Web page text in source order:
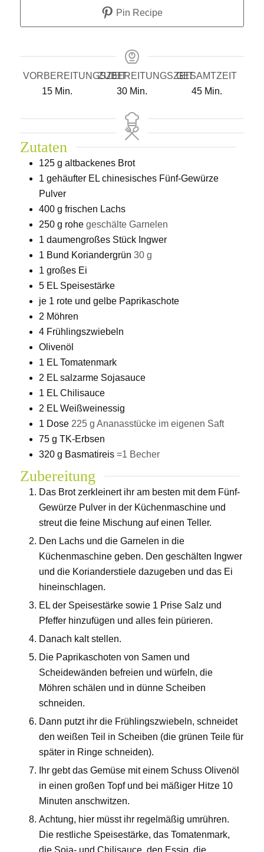
Pin Recipe
VORBEREITUNGSZEIT
15Minuten
Min.
ZUBEREITUNGSZEIT
30Minuten
Min.
GESAMTZEIT
45Minuten
Min.
Zutaten
125 g altbackenes Brot
1 gehäufter EL chinesisches Fünf-Gewürze
Pulver
400 g frischen Lachs
250 g rohe geschälte Garnelen
1 daumengroßes Stück Ingwer
1 Bund Koriandergrün 30 g
1 großes Ei
5 EL Speisestärke
je 1 rote und gelbe Paprikaschote
2 Möhren
4 Frühlingszwiebeln
Olivenöl
1 EL Tomatenmark
2 EL salzarme Sojasauce
1 EL Chilisauce
2 EL Weißweinessig
1 Dose 225 g Ananasstücke im eigenen Saft
75 g TK-Erbsen
320 g Basmatireis =1 Becher
Zubereitung
Das Brot zerkleinert ihr am besten mit dem Fünf-
Gewürze Pulver in der Küchenmaschine und
streut die feine Mischung auf einen Teller.
Den Lachs und die Garnelen in die
Küchenmaschine geben. Den geschälten Ingwer
und die Korianderstiele dazugeben und das Ei
hineinschlagen.
EL der Speisestärke sowie 1 Prise Salz und
Pfeffer hinzufügen und alles fein pürieren.
Danach kalt stellen.
Die Paprikaschoten von Samen und
Scheidewänden befreien und würfeln, die
Möhren schälen und in dünne Scheiben
schneiden.
Dann putzt ihr die Frühlingszwiebeln, schneidet
den weißen Teil in Scheiben (die grünen Teile für
später in Ringe schneiden).
Ihr gebt das Gemüse mit einem Schuss Olivenöl
in einen großen Topf und bei mäßiger Hitze 10
Minuten anschwitzen.
Achtung, hier müsst ihr regelmäßig umrühren.
Die restliche Speisestärke, das Tomatenmark,
die Soja- und Chilisauce, den Essig, die